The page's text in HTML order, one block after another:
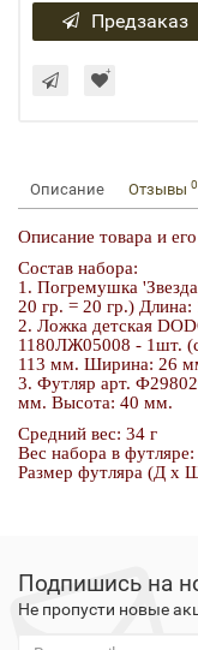
Предзаказ
Описание Отзывы 0
Описание товара и
Состав набора:
1. Погремушка
20 гр. = 20 гр.)
2. Ложка детская
1180ЛЖ05008 - 1шт.
113 мм. Ширина: 26
3. Футляр арт.
мм. Высота: 40 мм.
Средний вес: 34 г
Вес набора в футляре:
Размер футляра (Д х
Подпишись на
Не пропусти новые